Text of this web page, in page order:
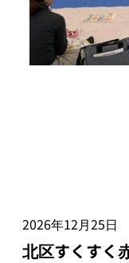
2026年12月25日
北区すくすく